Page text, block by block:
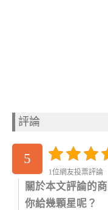
評論
5
1位網友投票評論
關於本文評論的
你給幾顆星呢？